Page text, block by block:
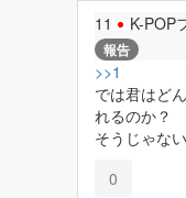
11 K-POP
報告
>>1
では君はど
れるのか？
そうじゃな
0